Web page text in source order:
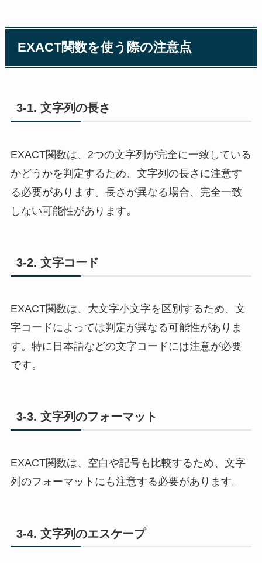
EXACT関数を使う際の注意点
3-1. 文字列の長さ
EXACT関数は、2つの文字列が完全に一致している
かどうかを判定するため、文字列の長さに注意す
る必要があります。長さが異なる場合、完全一致
しない可能性があります。
3-2. 文字コード
EXACT関数は、大文字小文字を区別するため、文
字コードによっては判定が異なる可能性がありま
す。特に日本語などの文字コードには注意が必要
です。
3-3. 文字列のフォーマット
EXACT関数は、空白や記号も比較するため、文字
列のフォーマットにも注意する必要があります。
3-4. 文字列のエスケープ